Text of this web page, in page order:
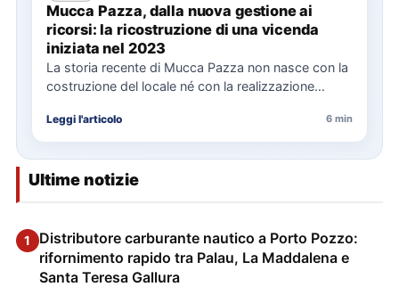
Mucca Pazza, dalla nuova gestione ai
ricorsi: la ricostruzione di una vicenda
iniziata nel 2023
La storia recente di Mucca Pazza non nasce con la
costruzione del locale né con la realizzazione
Leggi l'articolo 6 min
Ultime notizie
1
Distributore carburante nautico a Porto Pozzo:
rifornimento rapido tra Palau, La Maddalena e
Santa Teresa Gallura